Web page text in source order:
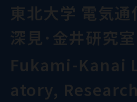
東北大学 電気
深見･金井研究室
Fukami-Kanai
atory,